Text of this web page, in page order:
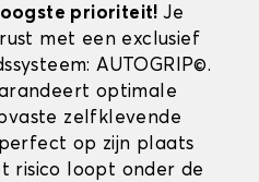
prioriteit!Je
met een exclusief
AUTOGRIP©.
optimale
zelfklevende
op zijn plaats
risico loopt onder de